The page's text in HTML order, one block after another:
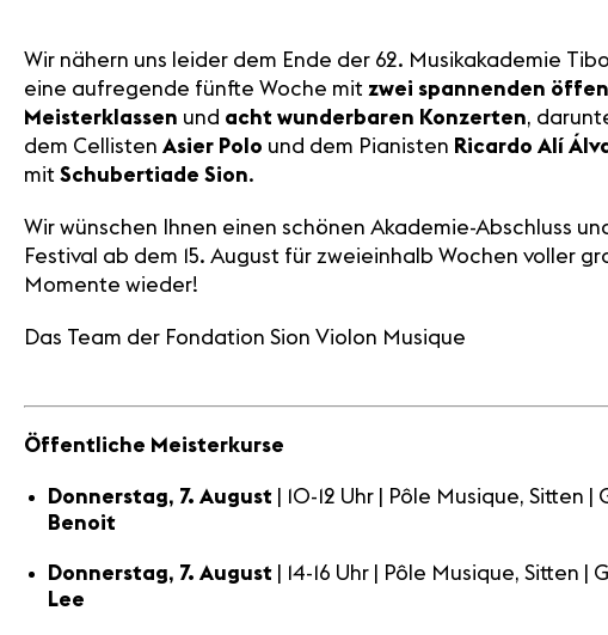
Wir nähern uns leider dem Ende der 62. Musikakademie
eine aufregende fünfte Woche mit zwei spannenden
Meisterklassen und acht wunderbaren Konzerten,
dem Cellisten Asier Polo und dem Pianisten Ricardo Alí
mit Schubertiade Sion.
Wir wünschen Ihnen einen schönen Akademie-Abschluss
Festival ab dem 15. August für zweieinhalb Wochen voller
Momente wieder!
Das Team der Fondation Sion Violon Musique
Öffentliche Meisterkurse
Donnerstag, 7. August | 10-12 Uhr | Pôle Musique, Sitten |
Benoit
Donnerstag, 7. August | 14-16 Uhr | Pôle Musique, Sitten |
Lee